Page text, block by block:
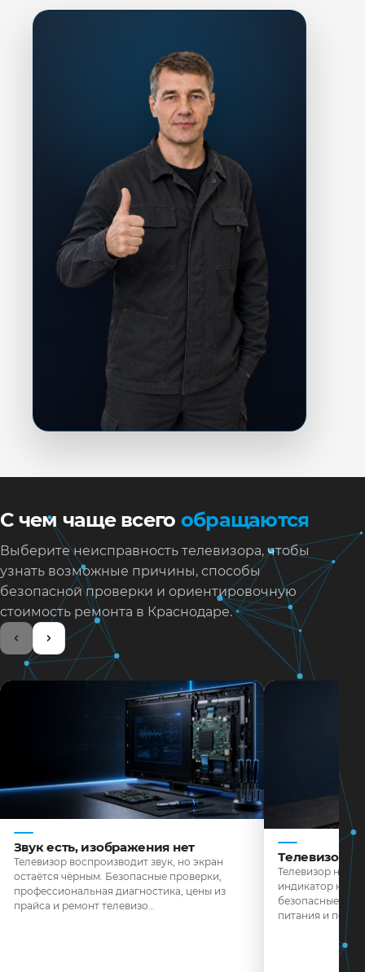
С чем чаще всего обращаются
Выберите неисправность телевизора, чтобы
узнать возможные причины, способы
безопасной проверки и ориентировочную
стоимость ремонта в Краснодаре.
Звук есть, изображения нет
Телевизор воспроизводит звук, но экран
остаётся чёрным. Безопасные проверки,
профессиональная диагностика, цены из
прайса и ремонт телевизо…
Телевизор
Телевизор не
индикатор не
безопасные
питания и